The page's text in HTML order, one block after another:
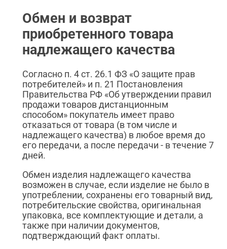
Обмен и возврат
приобретенного товара
надлежащего качества
Согласно п. 4 ст. 26.1 ФЗ «О защите прав
потребителей» и п. 21 Постановления
Правительства РФ «Об утверждении правил
продажи товаров дистанционным
способом» покупатель имеет право
отказаться от товара (в том числе и
надлежащего качества) в любое время до
его передачи, а после передачи - в течение 7
дней.
Обмен изделия надлежащего качества
возможен в случае, если изделие не было в
употреблении, сохранены его товарный вид,
потребительские свойства, оригинальная
упаковка, все комплектующие и детали, а
также при наличии документов,
подтверждающий факт оплаты.